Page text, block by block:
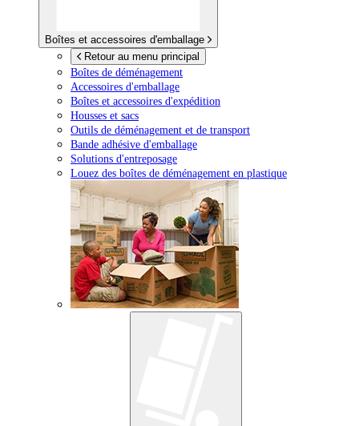
Boîtes et accessoires d'emballage
Retour au menu principal
Boîtes de déménagement
Accessoires d'emballage
Boîtes et accessoires d'expédition
Housses et sacs
Outils de déménagement et de transport
Bande adhésive d'emballage
Solutions d'entreposage
Louez des boîtes de déménagement en plastique